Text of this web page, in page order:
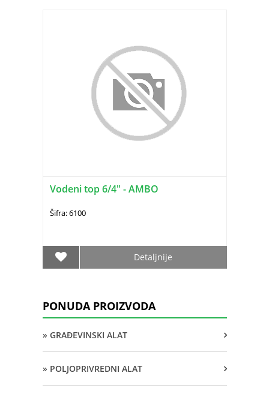
Vodeni top 6/4" - AMBO
Šifra: 6100
Detaljnije
PONUDA PROIZVODA
» GRAĐEVINSKI ALAT
» POLJOPRIVREDNI ALAT